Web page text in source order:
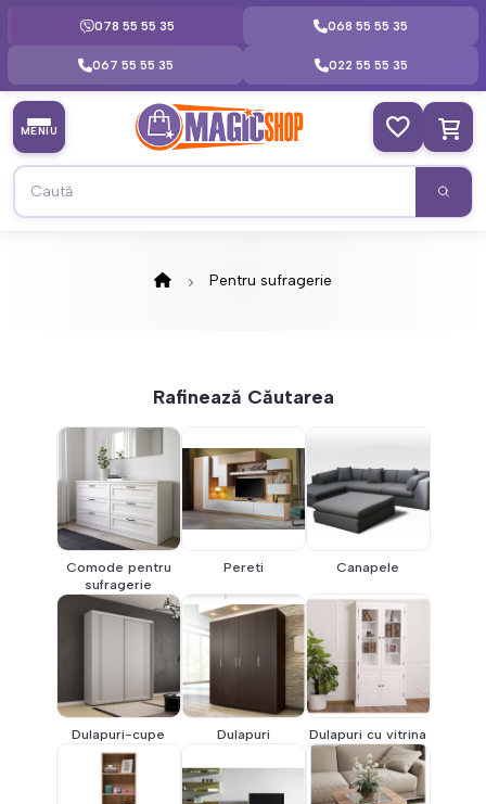
078 55 55 35 068 55 55 35
067 55 55 35 022 55 55 35
MENIU
Pentru sufragerie
Rafinează Căutarea
Comode pentru
sufragerie
Pereti Canapele
Dulapuri-cupe Dulapuri Dulapuri cu vitrina